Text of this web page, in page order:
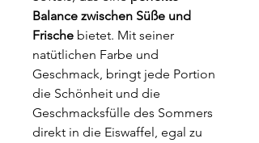
Balance zwischen Süße und
Frische bietet. Mit seiner
natütlichen Farbe und
Geschmack, bringt jede Portion
die Schönheit und die
Geschmacksfülle des Sommers
direkt in die Eiswaffel, egal zu